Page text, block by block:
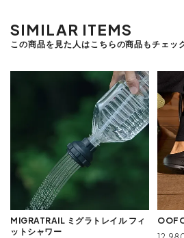
SIMILAR ITEMS
この商品を見た人はこちらの商品もチェッ
MIGRATRAIL ミグラトレイル フィ
ットシャワー